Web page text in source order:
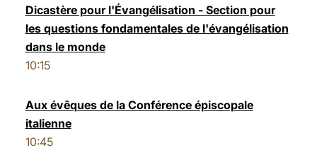
Dicastère pour l'Évangélisation - Section pour
les questions fondamentales de l'évangélisation
dans le monde
10:15
Aux évêques de la Conférence épiscopale
italienne
10:45